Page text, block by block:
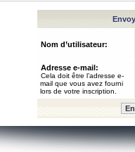
Nom d’utilisateur:
Adresse e-mail:
Cela doit être l’adresse e-
mail que vous avez fourni
lors de votre inscription.